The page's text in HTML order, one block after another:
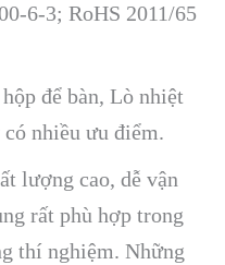
6-3; RoHS 2011/65
để bàn, Lò nhiệt
có nhiều ưu điểm.
lượng cao, dễ vận
rất phù hợp trong
thí nghiệm. Những